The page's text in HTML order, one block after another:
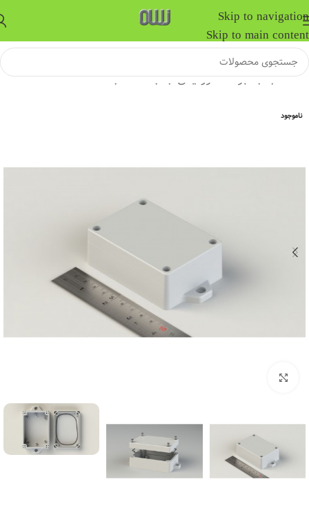
Skip to navigation
Skip to main content
خانه/جعبه برد الکترونیکی/جعبه ضد آب
ناموجود